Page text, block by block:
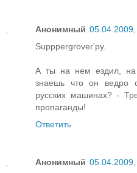
Анонимный
Supppergrover'ру.
А ты на нем ездил, на
знаешь что он ведро
русских машинах? -
пропаганды!
Ответить
Анонимный